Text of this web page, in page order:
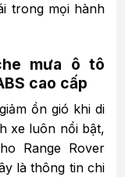
trong mọi hành
mưa ô tô
cao cấp
ồn gió khi di
xe luôn nổi bật,
Range Rover
là thông tin chi